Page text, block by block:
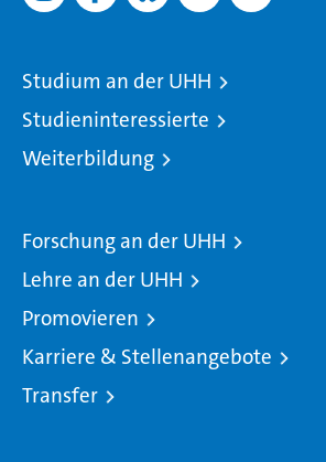
Studium an der UHH
Studieninteressierte
Weiterbildung
Forschung an der UHH
Lehre an der UHH
Promovieren
Karriere & Stellenangebote
Transfer